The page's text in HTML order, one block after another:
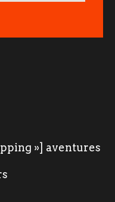
»] aventures